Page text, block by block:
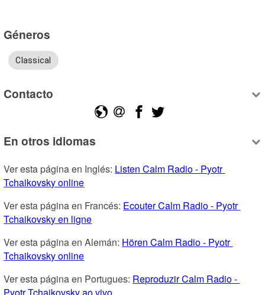
Géneros
Classical
Contacto
En otros idiomas
Ver esta página en Inglés: Listen Calm Radio - Pyotr
Tchaikovsky online
Ver esta página en Francés: Ecouter Calm Radio - Pyotr
Tchaikovsky en ligne
Ver esta página en Alemán: Hören Calm Radio - Pyotr
Tchaikovsky online
Ver esta página en Portugues: Reproduzir Calm Radio -
Pyotr Tchaikovsky ao vivo